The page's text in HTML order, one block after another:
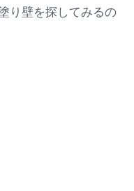
り壁を探してみるの